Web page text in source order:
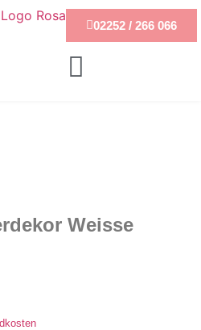
02252 / 266 066
Weisse